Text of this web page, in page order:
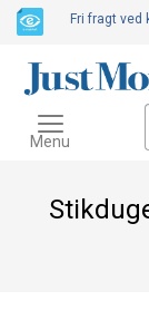
Fri fragt ved
Toggle
navigation
Menu